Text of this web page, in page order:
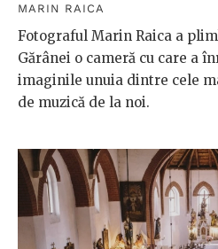
MARIN RAICA
Fotograful Marin Raica a
Gărânei o cameră cu care a
imaginile unuia dintre cele
de muzică de la noi.